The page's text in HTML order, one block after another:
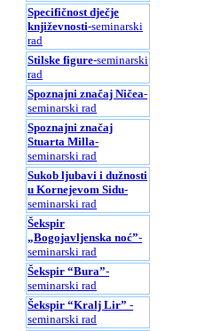
Specifičnost dječje
književnosti-seminarski
rad
Stilske figure-seminarski
rad
Spoznajni značaj Ničea-
seminarski rad
Spoznajni značaj
Stuarta Milla-
seminarski rad
Sukob ljubavi i dužnosti
u Kornejevom Sidu-
seminarski rad
Šekspir
„Bogojavljenska noć”-
seminarski rad
Šekspir “Bura”-
seminarski rad
Šekspir “Kralj Lir” -
seminarski rad